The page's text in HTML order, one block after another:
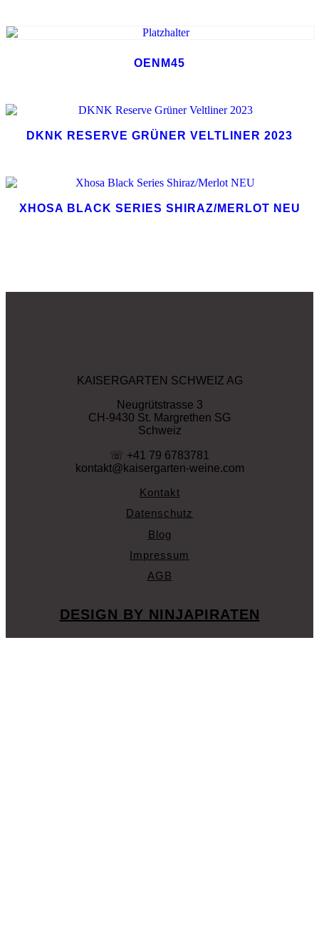
OENM45
DKNK RESERVE GRÜNER VELTLINER 2023
XHOSA BLACK SERIES SHIRAZ/MERLOT NEU
KAISERGARTEN SCHWEIZ AG
Neugrütstrasse 3
CH-9430 St. Margrethen SG
Schweiz
☏ +41 79 6783781
kontakt@kaisergarten-weine.com
Kontakt
Datenschutz
Blog
Impressum
AGB
DESIGN BY NINJAPIRATEN